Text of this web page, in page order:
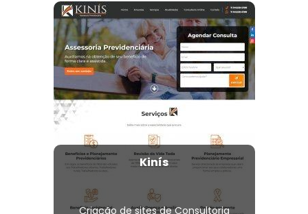
Kinís
Criação de sites de Consultoria